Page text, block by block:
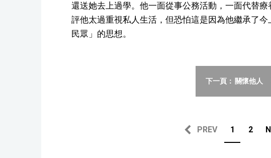
還送她去上過學。他一面從事公務活動，一面代替
評他太過重視私人生活，但恐怕這是因為他繼承了
民眾」的思想。
下一頁： 關懷他人
PREV 1 2